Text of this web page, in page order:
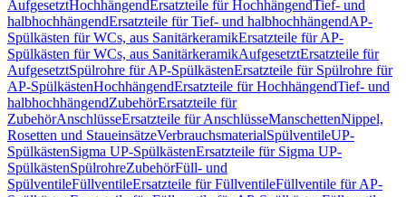
AufgesetztHochhängendErsatzteile für HochhängendTief- und
halbhochhängendErsatzteile für Tief- und halbhochhängendAP-
Spülkästen für WCs, aus SanitärkeramikErsatzteile für AP-
Spülkästen für WCs, aus SanitärkeramikAufgesetztErsatzteile für
AufgesetztSpülrohre für AP-SpülkästenErsatzteile für Spülrohre für
AP-SpülkästenHochhängendErsatzteile für HochhängendTief- und
halbhochhängendZubehörErsatzteile für
ZubehörAnschlüsseErsatzteile für AnschlüsseManschettenNippel,
Rosetten und StaueinsätzeVerbrauchsmaterialSpülventileUP-
SpülkästenSigma UP-SpülkästenErsatzteile für Sigma UP-
SpülkästenSpülrohreZubehörFüll- und
SpülventileFüllventileErsatzteile für FüllventileFüllventile für AP-